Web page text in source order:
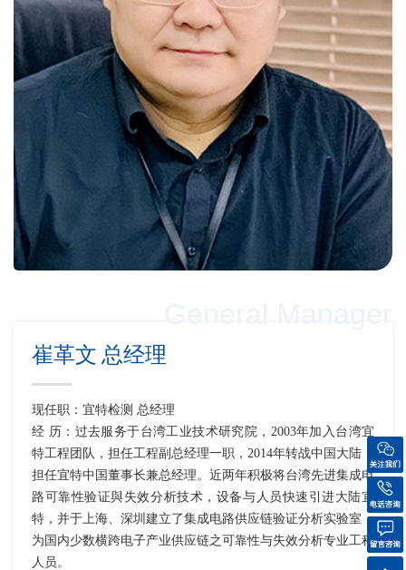
崔革文 总经理
现任职：宜特检测 总经理
经 历：过去服务于台湾工业技术研究院，2003年加入台湾宜
特工程团队，担任工程副总经理一职，2014年转战中国大陆，
担任宜特中国董事长兼总经理。近两年积极将台湾先进集成电
路可靠性验证與失效分析技术，设备与人员快速引进大陆宜
特，并于上海、深圳建立了集成电路供应链验证分析实验室，
为国内少数横跨电子产业供应链之可靠性与失效分析专业工程
人员。